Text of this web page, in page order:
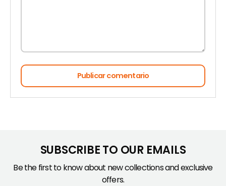
Publicar comentario
SUBSCRIBE TO OUR EMAILS
Be the first to know about new collections and exclusive
offers.